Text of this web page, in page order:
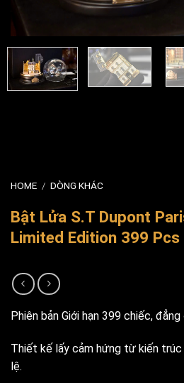
HOME / DÒNG KHÁC
Bật Lửa S.T Dupont
Limited Edition 399 Pcs
Phiên bản Giới hạn 399 chiếc,
Thiết kế lấy cảm hứng từ kiến trúc
lệ.